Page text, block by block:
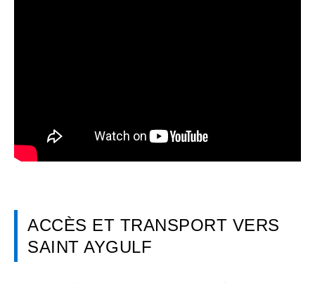
ACCÈS ET TRANSPORT VERS
SAINT AYGULF